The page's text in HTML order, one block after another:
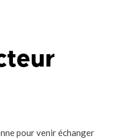
pour venir échanger